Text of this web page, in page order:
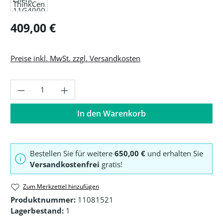
Regulärer Preis:
409,00 €
Preise inkl. MwSt. zzgl. Versandkosten
Produkt Anzahl: Gib den gewünschten
In den Warenkorb
Bestellen Sie für weitere 650,00 € und erhalten Sie
Versandkostenfrei gratis!
Zum Merkzettel hinzufügen
Produktnummer: 11081521
Lagerbestand: 1